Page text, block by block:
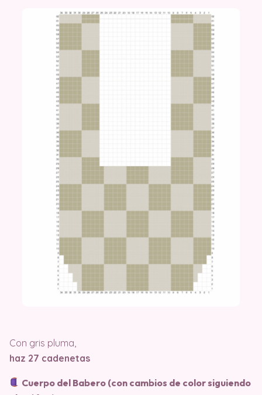
Con gris pluma,
haz 27 cadenetas
Cuerpo del Babero (con cambios de color siguiendo